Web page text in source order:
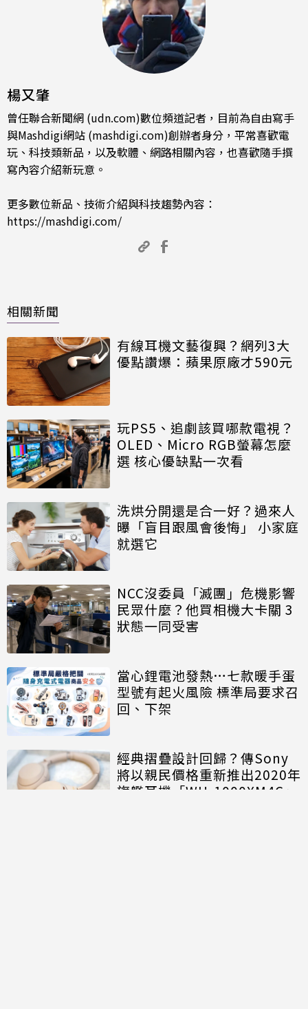
楊又肇
曾任聯合新聞網 (udn.com)數位頻道記者，目前為自由寫手
與Mashdigi網站 (mashdigi.com)創辦者身分，平常喜歡電
玩、科技類新品，以及軟體、網路相關內容，也喜歡隨手撰
寫內容介紹新玩意。
更多數位新品、技術介紹與科技趨勢內容：
https://mashdigi.com/
相關新聞
有線耳機文藝復興？網列3大
優點讚爆：蘋果原廠才590元
玩PS5、追劇該買哪款電視？
OLED、Micro RGB螢幕怎麼
選 核心優缺點一次看
洗烘分開還是合一好？過來人
曝「盲目跟風會後悔」 小家庭
就選它
NCC沒委員「滅團」危機影響
民眾什麼？他買相機大卡關 3
狀態一同受害
當心鋰電池發熱…七款暖手蛋
型號有起火風險 標準局要求召
回、下架
經典摺疊設計回歸？傳Sony
將以親民價格重新推出2020年
旗艦耳機「WH-1000XM4C」